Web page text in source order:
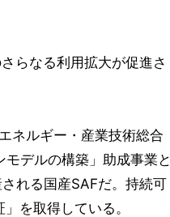
らなる利用拡大が促進さ
ネルギー・産業技術総合
デルの構築」助成事業と
れる国産SAFだ。持続可
を取得している。